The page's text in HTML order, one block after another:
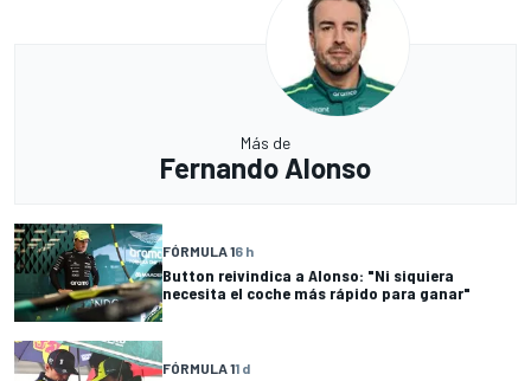
Más de
Fernando Alonso
FÓRMULA 16 h
Button reivindica a Alonso: "Ni siquiera
necesita el coche más rápido para ganar"
FÓRMULA 11 d